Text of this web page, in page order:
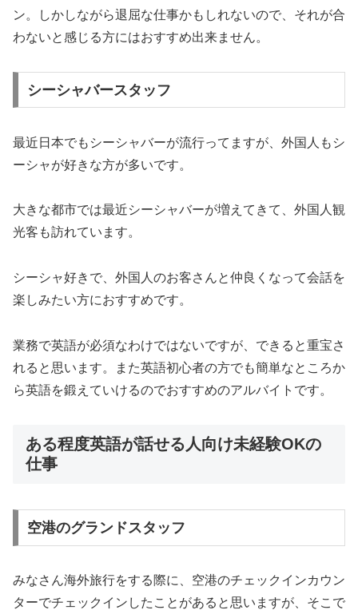
ン。しかしながら退屈な仕事かもしれないので、それが合
わないと感じる方にはおすすめ出来ません。
シーシャバースタッフ
最近日本でもシーシャバーが流行ってますが、外国人もシ
ーシャが好きな方が多いです。
大きな都市では最近シーシャバーが増えてきて、外国人観
光客も訪れています。
シーシャ好きで、外国人のお客さんと仲良くなって会話を
楽しみたい方におすすめです。
業務で英語が必須なわけではないですが、できると重宝さ
れると思います。また英語初心者の方でも簡単なところか
ら英語を鍛えていけるのでおすすめのアルバイトです。
ある程度英語が話せる人向け未経験OKの
仕事
空港のグランドスタッフ
みなさん海外旅行をする際に、空港のチェックインカウン
ターでチェックインしたことがあると思いますが、そこで